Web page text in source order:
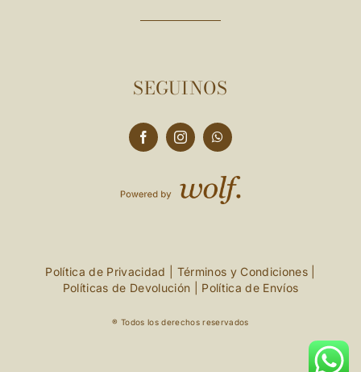
SEGUINOS
Política de Privacidad Términos y Condiciones|
Políticas de Devolución
Política de Envíos
® Todos los derechos reservados